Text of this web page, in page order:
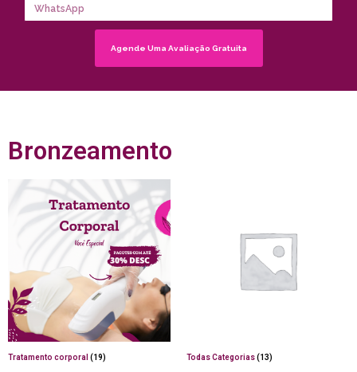
Agende Uma Avaliação Gratuita
Bronzeamento
Tratamento corporal (19) Todas Categorias(13)